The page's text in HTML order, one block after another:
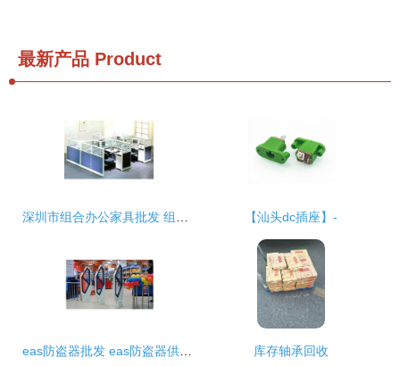
最新产品 Product
【汕头dc插座】-
库存轴承回收